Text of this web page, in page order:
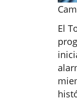
El